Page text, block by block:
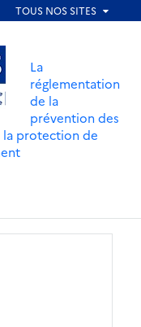
La
réglementation
de la
prévention des
la protection de